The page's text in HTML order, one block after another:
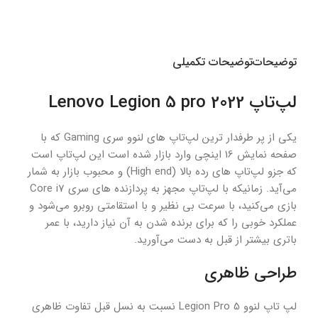
توضیحاتتوضیحات تکمیلی
لپ‌تاپ 2022 Lenovo Legion 5 pro
یکی از پر طرفدار ترین لپ‌تاپ های لنوو سری Gaming که با
صفحه نمایش 16 اینچی وارد بازار شده است این لپ‌تاپ است
که جزو لپ‌تاپ های رده بالا (High end) و محبوب بازار به شمار
بازی می‌کنید، با سرعت بی نظیر و با استقامتی روبرو می‌شود و
عملکرد خوبی را که برای برنده شدن به آن نیاز دارید، با عمر
باتری بیشتر از قبل به دست می‌آورید.
طراحی ظاهری
لپ تاپ لنوو Legion Pro 5 نسبت به نسل قبل تفاوت ظاهری